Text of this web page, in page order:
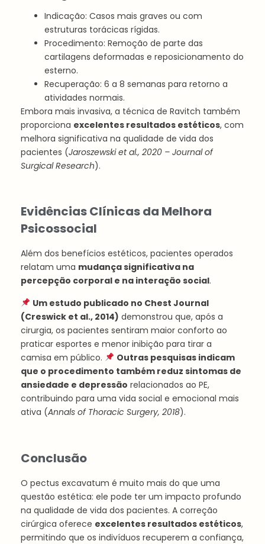
Indicação: Casos mais graves ou com
estruturas torácicas rígidas.
Procedimento: Remoção de parte das
cartilagens deformadas e reposicionamento do
esterno.
Recuperação: 6 a 8 semanas para retorno a
atividades normais.
Embora mais invasiva, a técnica de Ravitch também
proporciona excelentes resultados estéticos, com
melhora significativa na qualidade de vida dos
pacientes (Jaroszewski et al., 2020 – Journal of
Surgical Research).
Evidências Clínicas da Melhora
Psicossocial
Além dos benefícios estéticos, pacientes operados
relatam uma mudança significativa na
percepção corporal e na interação social.
Um estudo publicado no Chest Journal
(Creswick et al., 2014) demonstrou que, após a
cirurgia, os pacientes sentiram maior conforto ao
praticar esportes e menor inibição para tirar a
camisa em público.
Outras pesquisas indicam
que o procedimento também reduz sintomas de
ansiedade e depressão relacionados ao PE,
contribuindo para uma vida social e emocional mais
ativa (Annals of Thoracic Surgery, 2018).
Conclusão
O pectus excavatum é muito mais do que uma
questão estética: ele pode ter um impacto profundo
na qualidade de vida dos pacientes. A correção
cirúrgica oferece excelentes resultados estéticos,
permitindo que os indivíduos recuperem a confiança,